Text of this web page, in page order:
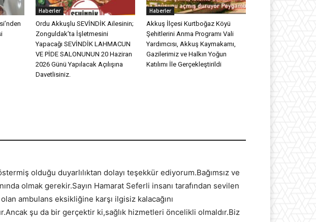
Haberler
Ordu Akkuşlu SEVİNDİK Ailesinin;
Zonguldak’ta İşletmesini
Yapacağı SEVİNDİK LAHMACUN
VE PİDE SALONUNUN 20 Haziran
2026 Günü Yapılacak Açılışına
Davetlisiniz.
Haberler
Akkuş İlçesi Kurtboğaz Köyü
Şehitlerini Anma Programı Vali
Yardımcısı, Akkuş Kaymakamı,
Gazilerimiz ve Halkın Yoğun
Katılımı İle Gerçekleştirildi
olduğu duyarlılıktan dolayı teşekkür ediyorum.Bağımsız ve
olmak gerekir.Sayın Hamarat Seferli insanı tarafından sevilen
ambulans eksikliğine karşı ilgisiz kalacağını
şu da bir gerçektir ki,sağlık hizmetleri öncelikli olmaldır.Biz